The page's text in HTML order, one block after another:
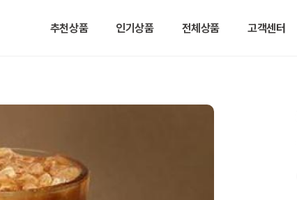
추천상품 인기상품 전체상품 고객센터